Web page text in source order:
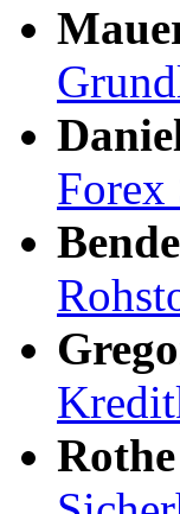
Forex